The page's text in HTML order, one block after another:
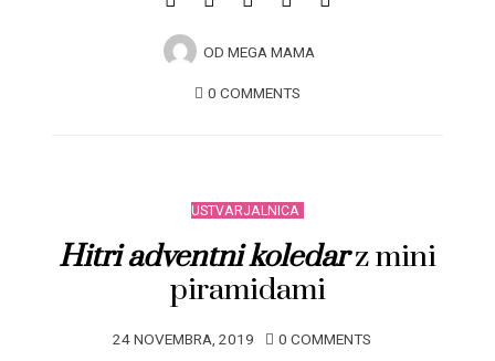
OD MEGA MAMA
0 COMMENTS
USTVARJALNICA
Hitri adventni koledarz mini
piramidami
24 NOVEMBRA, 2019 0 COMMENTS